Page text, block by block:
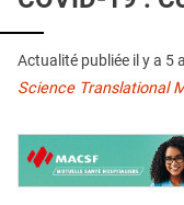
QUI SOMMES-NOUS ?
PUBLICITÉ
CONDITIONS GÉNÉRALES
CONTACT
Actualité publiée il y a 5
Science Translational